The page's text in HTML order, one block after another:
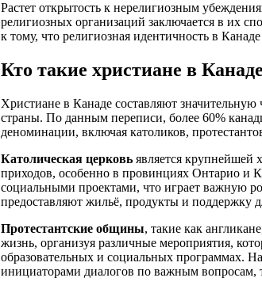
Растет открытость к нерелигиозным
религиозных организаций заключается в их
к тому, что религиозная идентичность в
Кто такие христиане в
Христиане в Канаде составляют значительную
страны. По данным переписи, более 60%
деноминации, включая католиков,
Католическая церковь является крупнейшей
приходов, особенно в провинциях Онтарио и
социальными проектами, что играет важную
предоставляют жильё, продукты и поддержку
Протестантские общины, такие как
жизнь, организуя различные мероприятия,
образовательных и социальных программах.
инициаторами диалогов по важным вопросам,